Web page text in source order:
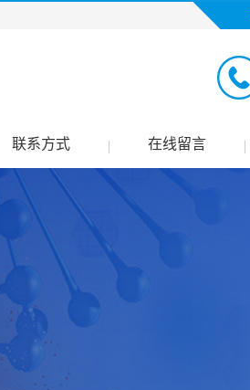
联系方式 在线留言